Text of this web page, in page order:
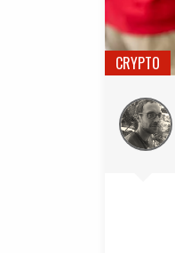
CRYPTO